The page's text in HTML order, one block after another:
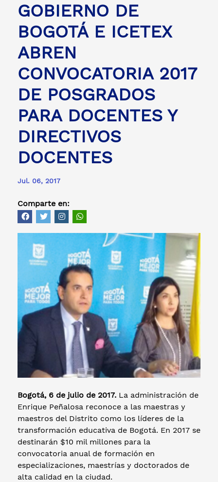
GOBIERNO DE
BOGOTÁ E ICETEX
ABREN
CONVOCATORIA 2017
DE POSGRADOS
PARA DOCENTES Y
DIRECTIVOS
DOCENTES
Jul. 06, 2017
Comparte en:
Bogotá, 6 de julio de 2017. La administración de
Enrique Peñalosa reconoce a las maestras y
maestros del Distrito como los líderes de la
transformación educativa de Bogotá. En 2017 se
destinarán $10 mil millones para la
convocatoria anual de formación en
especializaciones, maestrías y doctorados de
alta calidad en la ciudad.